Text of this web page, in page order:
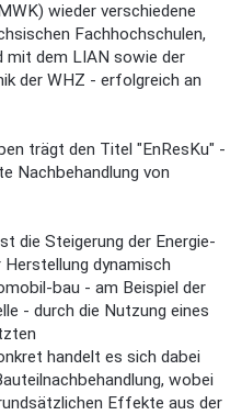
wieder verschiedene
Fachhochschulen,
mit dem LIAN sowie der
der WHZ - erfolgreich an
trägt den Titel "EnResKu" -
Nachbehandlung von
die Steigerung der Energie-
dynamisch
bau - am Beispiel der
- durch die Nutzung eines
handelt es sich dabei
wobei
Effekte aus der